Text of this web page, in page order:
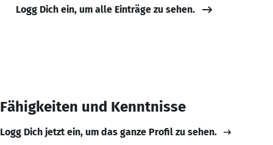
Logg Dich ein, um alle Einträge zu sehen.
Fähigkeiten und Kenntnisse
Logg Dich jetzt ein, um das ganze Profil zu sehen.